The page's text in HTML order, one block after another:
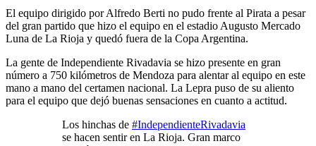
El equipo dirigido por Alfredo Berti no pudo frente al Pirata a pesar
del gran partido que hizo el equipo en el estadio Augusto Mercado
Luna de La Rioja y quedó fuera de la Copa Argentina.
La gente de Independiente Rivadavia se hizo presente en gran
número a 750 kilómetros de Mendoza para alentar al equipo en este
mano a mano del certamen nacional. La Lepra puso de su aliento
para el equipo que dejó buenas sensaciones en cuanto a actitud.
Los hinchas de #IndependienteRivadavia
se hacen sentir en La Rioja. Gran marco